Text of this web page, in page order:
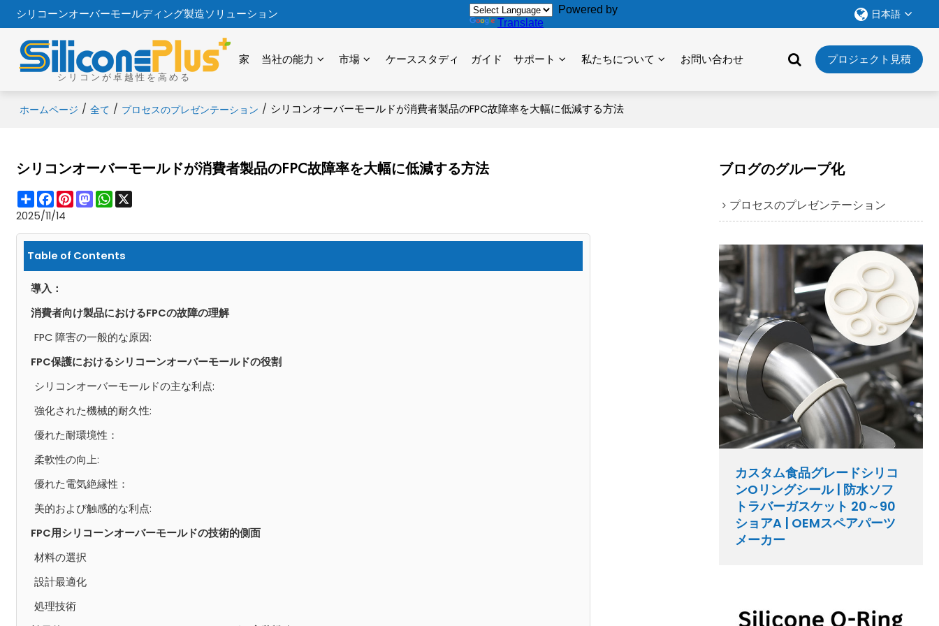
Powered by
Translate
シリコーンオーバーモールディング製造ソリューション 日本語
シリコンが卓越性を高める
家 当社の能力 市場 ケーススタディ ガイド サポート 私たちについて お問い合わせ プロジェクト見積
ホームページ / 全て / プロセスのプレゼンテーション / シリコンオーバーモールドが消費者製品のFPC故障率を大幅に低減する方法
シリコンオーバーモールドが消費者製品のFPC故障率を大幅に低減する方法
ShareFacebook
PinterestMastodon
WhatsApp
2025/11/14
Table of Contents
導入：
消費者向け製品におけるFPCの故障の理解
FPC 障害の一般的な原因:
FPC保護におけるシリコーンオーバーモールドの役割
シリコンオーバーモールドの主な利点:
強化された機械的耐久性:
優れた耐環境性：
柔軟性の向上:
優れた電気絶縁性：
美的および触感的な利点:
FPC用シリコーンオーバーモールドの技術的側面
材料の選択
設計最適化
処理技術
ブログのグループ化
プロセスのプレゼンテーション
カスタム食品グレードシリコ
ンOリングシール | 防水ソフ
トラバーガスケット 20～90
ショアA | OEMスペアパーツ
メーカー